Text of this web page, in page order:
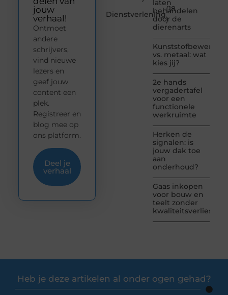
Dienstverlening
(18
)
laten
behandelen
door de
dierenarts
vs. metaal: wat
kies jij?
2e hands
vergadertafel
voor een
functionele
werkruimte
Herken de
signalen: is
jouw dak toe
aan
onderhoud?
Gaas inkopen
voor bouw en
teelt zonder
kwaliteitsverlies
jouw
verhaal!
Ontmoet
andere
schrijvers,
vind nieuwe
lezers en
geef jouw
content een
plek.
Registreer en
blog mee op
ons platform.
Deel je
verhaal
Heb je deze artikelen al onder ogen gehad?